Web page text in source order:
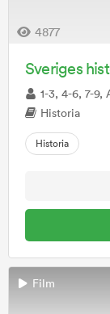
4877
Sveriges
1-3, 4-6, 7-9,
Historia
Historia
Film